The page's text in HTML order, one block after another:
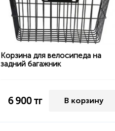
Корзина для велосипеда на
задний багажник
6 900тг В корзину